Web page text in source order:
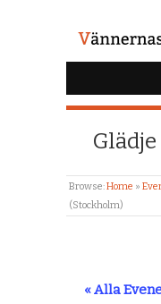
Browse:Home »
(Stockholm)
« Alla